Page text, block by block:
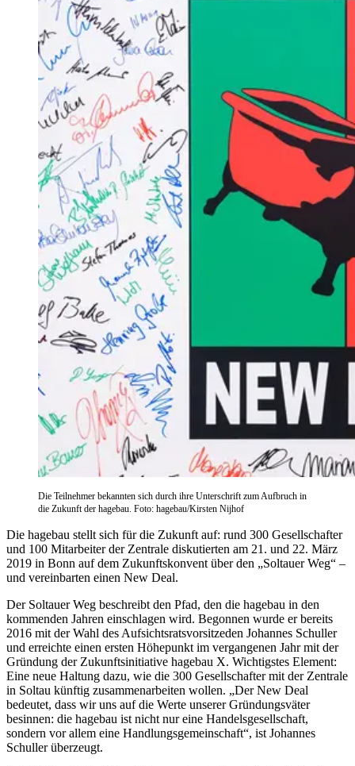
Die Teilnehmer bekannten sich durch ihre Unterschrift zum Aufbruch in
die Zukunft der hagebau. Foto: hagebau/Kirsten Nijhof
Die hagebau stellt sich für die Zukunft auf: rund 300 Gesellschafter
und 100 Mitarbeiter der Zentrale diskutierten am 21. und 22. März
2019 in Bonn auf dem Zukunftskonvent über den „Soltauer Weg“ –
und vereinbarten einen New Deal.
Der Soltauer Weg beschreibt den Pfad, den die hagebau in den
kommenden Jahren einschlagen wird. Begonnen wurde er bereits
2016 mit der Wahl des Aufsichtsratsvorsitzeden Johannes Schuller
und erreichte einen ersten Höhepunkt im vergangenen Jahr mit der
Gründung der Zukunftsinitiative hagebau X. Wichtigstes Element:
Eine neue Haltung dazu, wie die 300 Gesellschafter mit der Zentrale
in Soltau künftig zusammenarbeiten wollen. „Der New Deal
bedeutet, dass wir uns auf die Werte unserer Gründungsväter
besinnen: die hagebau ist nicht nur eine Handelsgesellschaft,
sondern vor allem eine Handlungsgemeinschaft“, ist Johannes
Schuller überzeugt.